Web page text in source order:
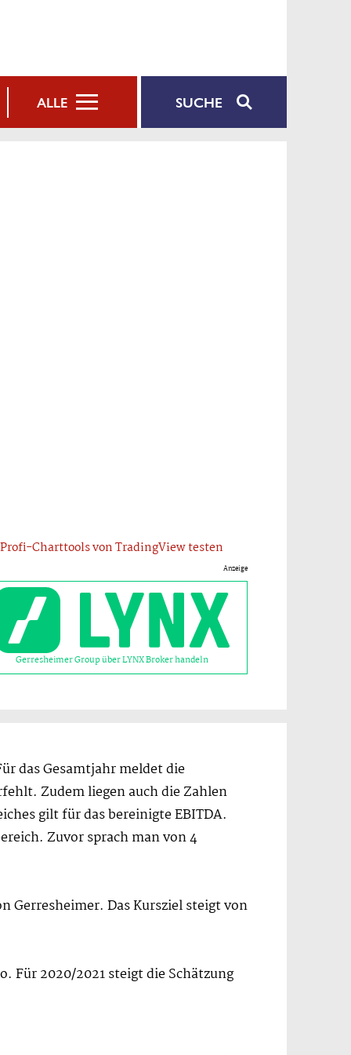
SUCHE
ALLE
Profi-Charttools von TradingView testen
Anzeige
Gerresheimer Group über LYNX Broker handeln
das Gesamtjahr meldet die
Zudem liegen auch die Zahlen
gilt für das bereinigte EBITDA.
Zuvor sprach man von 4
Gerresheimer. Das Kursziel steigt von
Für 2020/2021 steigt die Schätzung